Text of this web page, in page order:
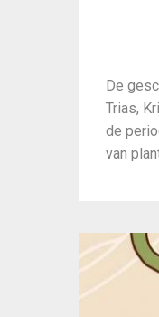
De
Trias,
de
van